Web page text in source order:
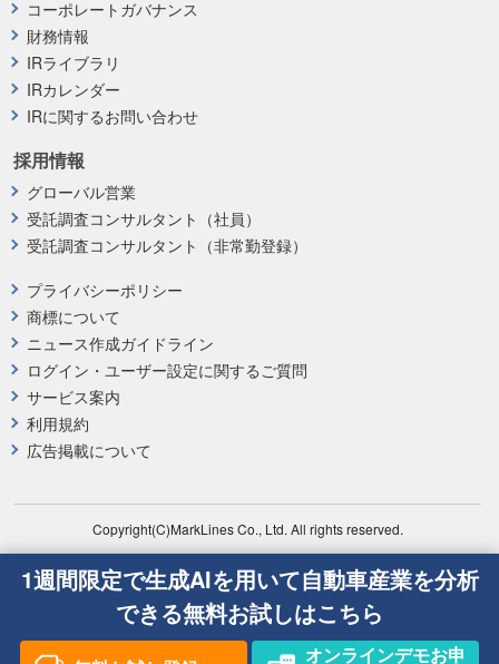
プライバシーポリシー
商標について
ニュース作成ガイドライン
ログイン・ユーザー設定に関するご質問
サービス案内
利用規約
広告掲載について
採用情報
グローバル営業
受託調査コンサルタント（社員）
受託調査コンサルタント（非常勤登録）
コーポレートガバナンス
財務情報
IRライブラリ
IRカレンダー
IRに関するお問い合わせ
Copyright(C)MarkLines Co., Ltd. All rights reserved.
1週間限定で生成AIを用いて自動車産業を分析
できる無料お試しはこちら
オンラインデモお申